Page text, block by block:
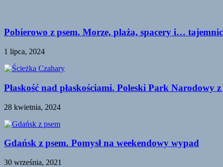
Pobierowo z psem. Morze, plaża, spacery i…
1 lipca, 2024
Płaskość nad płaskościami. Poleski Park Narodowy z
28 kwietnia, 2024
Gdańsk z psem. Pomysł na weekendowy wypad
30 września, 2021